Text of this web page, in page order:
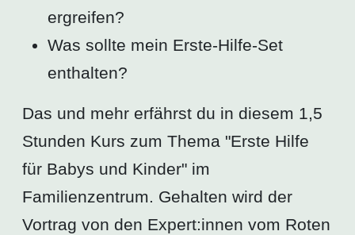
ergreifen?
Was sollte mein Erste-Hilfe-Set
enthalten?
Das und mehr erfährst du in diesem 1,5
Stunden Kurs zum Thema "Erste Hilfe
für Babys und Kinder" im
Familienzentrum. Gehalten wird der
Vortrag von den Expert:innen vom Roten